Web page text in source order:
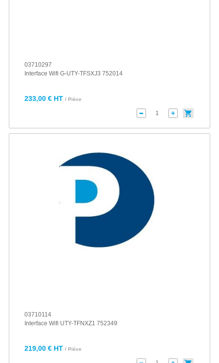
03710297
Interface Wifi G-UTY-TFSXJ3 752014
233,00 € HT / Pièce
03710114
Interface Wifi UTY-TFNXZ1 752349
219,00 € HT / Pièce